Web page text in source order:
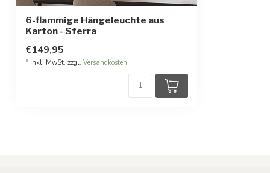
6-flammige Hängeleuchte aus
Karton - Sferra
€149,95
* Inkl. MwSt. zzgl. Versandkosten